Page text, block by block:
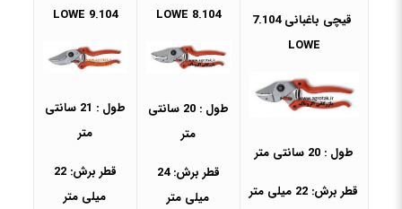
قیچی باغبانی 7.104
LOWE
طول : 20 سانتی متر
قطر برش: 22 میلی متر
8.104 LOWE
طول : 20 سانتی
متر
قطر برش: 24
میلی متر
9.104 LOWE
طول : 21 سانتی
متر
قطر برش: 22
میلی متر